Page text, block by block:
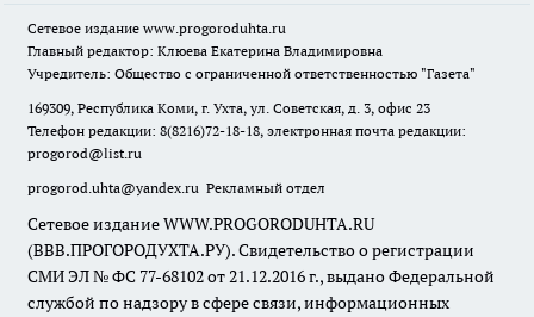
Сетевое издание www.progoroduhta.ru
Главный редактор: Клюева Екатерина Владимировна
Учредитель: Общество с ограниченной ответственностью "Газета"
169309, Республика Коми, г. Ухта, ул. Советская, д. 3, офис 23
Телефон редакции: 8(8216)72-18-18, электронная почта редакции:
progorod@list.ru
progorod.uhta@yandex.ru Рекламный отдел
Сетевое издание WWW.PROGORODUHTA.RU
(ВВВ.ПРОГОРОДУХТА.РУ). Свидетельство о регистрации
СМИ ЭЛ № ФС 77-68102 от 21.12.2016 г., выдано Федеральной
службой по надзору в сфере связи, информационных